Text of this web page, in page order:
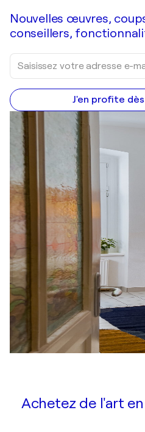
Nouvelles œuvres,
conseillers,
J'en profite
Achetez de l'art